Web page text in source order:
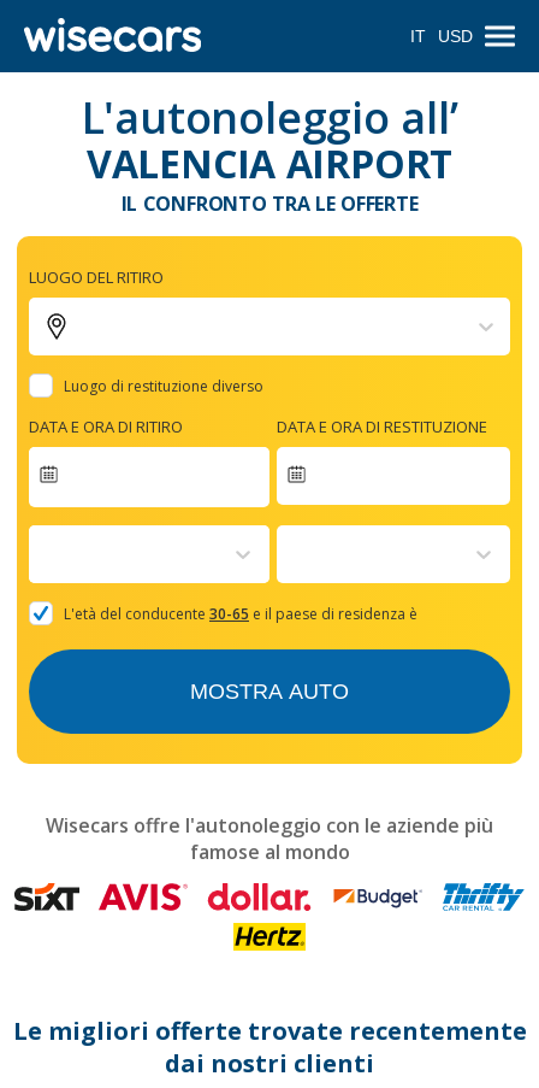
IT USD
L'autonoleggio all’
VALENCIA AIRPORT
IL CONFRONTO TRA LE OFFERTE
LUOGO DEL RITIRO
Luogo di restituzione diverso
DATA E ORA DI RITIRO
forward
with
the
and
mark
get
the
dates.
DATA E ORA DI RESTITUZIONE
L'età del conducente 30-65 e il paese di residenza è
MOSTRA AUTO
Wisecars offre l'autonoleggio con le aziende più
famose al mondo
Le migliori offerte trovate recentemente
dai nostri clienti